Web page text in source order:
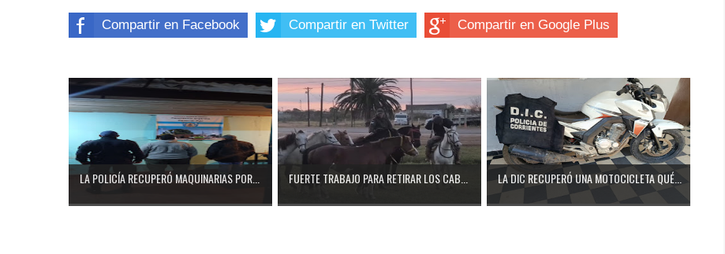
Compartir en Facebook Compartir en Twitter Compartir en Google Plus
LA POLICÍA RECUPERÓ MAQUINARIAS POR... FUERTE TRABAJO PARA RETIRAR LOS CAB... LA DIC RECUPERÓ UNA MOTOCICLETA QUÉ...